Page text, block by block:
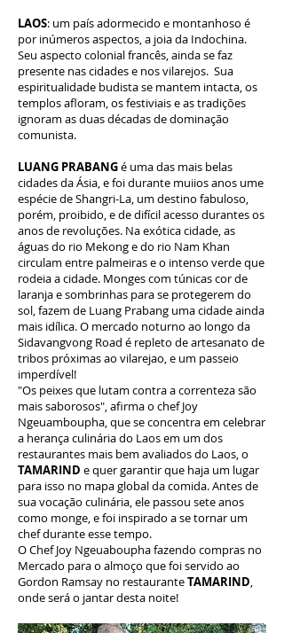
LAOS: um país adormecido e montanhoso é
por inúmeros aspectos, a joia da Indochina.
Seu aspecto colonial francês, ainda se faz
presente nas cidades e nos vilarejos. Sua
espiritualidade budista se mantem intacta, os
templos afloram, os festiviais e as tradições
ignoram as duas décadas de dominação
comunista.
LUANG PRABANGé uma das mais belas
cidades da Ásia, e foi durante muiios anos ume
espécie de Shangri-La, um destino fabuloso,
porém, proibido, e de difícil acesso durantes os
anos de revoluções. Na exótica cidade, as
águas do rio Mekong e do rio Nam Khan
circulam entre palmeiras e o intenso verde que
rodeia a cidade. Monges com túnicas cor de
laranja e sombrinhas para se protegerem do
sol, fazem de Luang Prabang uma cidade ainda
mais idílica. O mercado noturno ao longo da
Sidavangvong Road é repleto de artesanato de
tribos próximas ao vilarejao, e um passeio
imperdível!
"Os peixes que lutam contra a correnteza são
mais saborosos", afirma o chef Joy
Ngeuamboupha, que se concentra em celebrar
a herança culinária do Laos em um dos
restaurantes mais bem avaliados do Laos, o
TAMARIND e quer garantir que haja um lugar
para isso no mapa global da comida. Antes de
sua vocação culinária, ele passou sete anos
como monge, e foi inspirado a se tornar um
chef durante esse tempo.
O Chef Joy Ngeuaboupha fazendo compras no
Mercado para o almoço que foi servido ao
Gordon Ramsay no restauranteTAMARIND,
onde será o jantar desta noite!